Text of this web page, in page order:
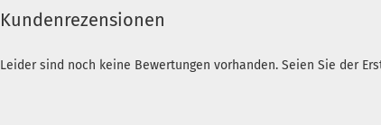
Kundenrezensionen
Leider sind noch keine Bewertungen vorhanden. Seien Sie der